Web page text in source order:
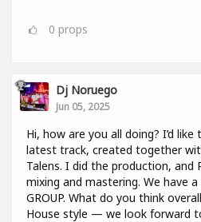
0 props
Dj Noruego
Jun 05, 2025
Hi, how are you all doing? I’d
latest track, created together
Talens. I did the production, and
mixing and mastering. We have
GROUP. What do you think
House style — we look forward